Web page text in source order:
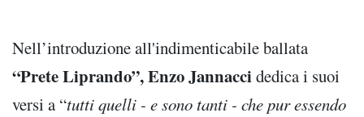
Nell’introduzione all'indimenticabile ballata
“Prete Liprando”, Enzo Jannaccidedica i suoi
versi a “tutti quelli - e sono tanti - che pur essendo